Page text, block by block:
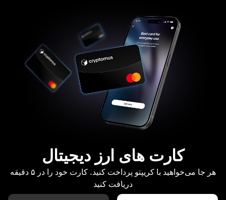
کارت های ارز دیجیتال
هر جا می‌خواهید با کریپتو پرداخت کنید. کارت خود را در ۵ دقیقه
دریافت کنید